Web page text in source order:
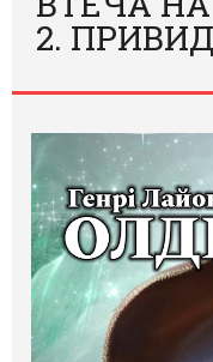
Автори
Книги
Переклади
Зв’язок
Галерея
Світ Олді
2.